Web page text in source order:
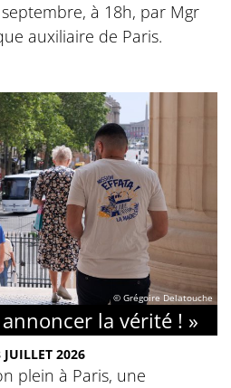
à 18h, par Mgr
auxiliaire de Paris.
© Grégoire Delatouche
la vérité ! »
JUILLET 2026
plein à Paris, une